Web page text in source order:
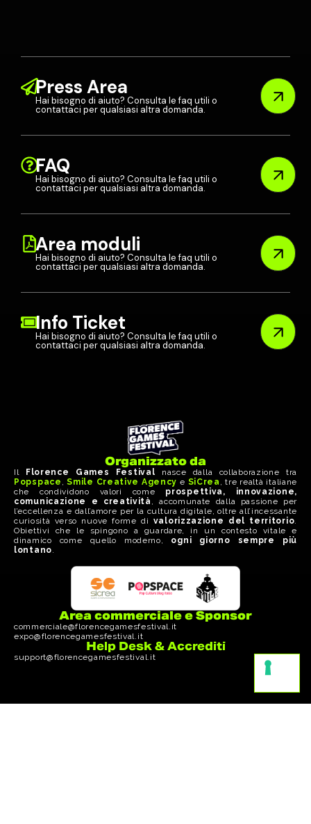
Press Area
Hai bisogno di aiuto? Consulta le faq utili o
contattaci per qualsiasi altra domanda.
FAQ
Hai bisogno di aiuto? Consulta le faq utili o
contattaci per qualsiasi altra domanda.
Area moduli
Hai bisogno di aiuto? Consulta le faq utili o
contattaci per qualsiasi altra domanda.
Info Ticket
Hai bisogno di aiuto? Consulta le faq utili o
contattaci per qualsiasi altra domanda.
Organizzato da
Il Florence Games Festival nasce dalla collaborazione tra
Popspace ,Smile Creative Agency e SiCrea , tre realtà italiane
che condividono valori come prospettiva, innovazione,
comunicazione e creatività , accomunate dalla passione per
l’eccellenza e dall’amore per la cultura digitale, oltre all’incessante
curiosità verso nuove forme di valorizzazione del territorio.
Obiettivi che le spingono a guardare, in un contesto vitale e
dinamico come quello moderno, ogni giorno sempre più
lontano.
Area commerciale e Sponsor
commerciale@florencegamesfestival.it
expo@florencegamesfestival.it
Help Desk & Accrediti
support@florencegamesfestival.it